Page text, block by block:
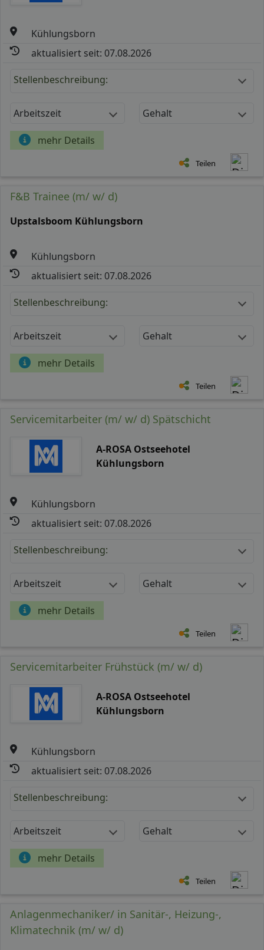
Kühlungsborn
aktualisiert seit: 07.08.2026
Stellenbeschreibung:
Arbeitszeit Gehalt
mehr Details
Teilen
F&B Trainee (m/ w/ d)
Upstalsboom Kühlungsborn
Kühlungsborn
aktualisiert seit: 07.08.2026
Stellenbeschreibung:
Arbeitszeit Gehalt
mehr Details
Teilen
Servicemitarbeiter (m/ w/ d) Spätschicht
A-ROSA Ostseehotel
Kühlungsborn
Kühlungsborn
aktualisiert seit: 07.08.2026
Stellenbeschreibung:
Arbeitszeit Gehalt
mehr Details
Teilen
Servicemitarbeiter Frühstück (m/ w/ d)
A-ROSA Ostseehotel
Kühlungsborn
Kühlungsborn
aktualisiert seit: 07.08.2026
Stellenbeschreibung:
Arbeitszeit Gehalt
mehr Details
Teilen
Anlagenmechaniker/ in Sanitär-, Heizung-,
Klimatechnik (m/ w/ d)